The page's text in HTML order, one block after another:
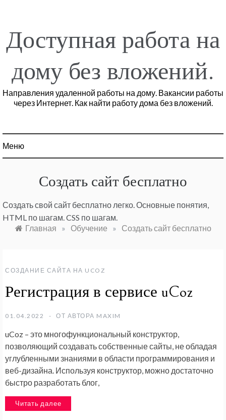
Доступная работа на
дому без вложений.
Направления удаленной работы на дому. Вакансии работы
через Интернет. Как найти работу дома без вложений.
Меню
Создать сайт бесплатно
Создать свой сайт бесплатно легко. Основные понятия,
HTML по шагам. CSS по шагам.
Главная
» Обучение » Создать сайт бесплатно
СОЗДАНИЕ САЙТА НА UCOZ
Регистрация в сервисе uCoz
01.04.2022 ОТ АВТОРА MAXIM
uCoz – это многофункциональный конструктор,
позволяющий создавать собственные сайты, не обладая
углубленными знаниями в области программирования и
веб-дизайна. Используя конструктор, можно достаточно
быстро разработать блог,
Читать далее